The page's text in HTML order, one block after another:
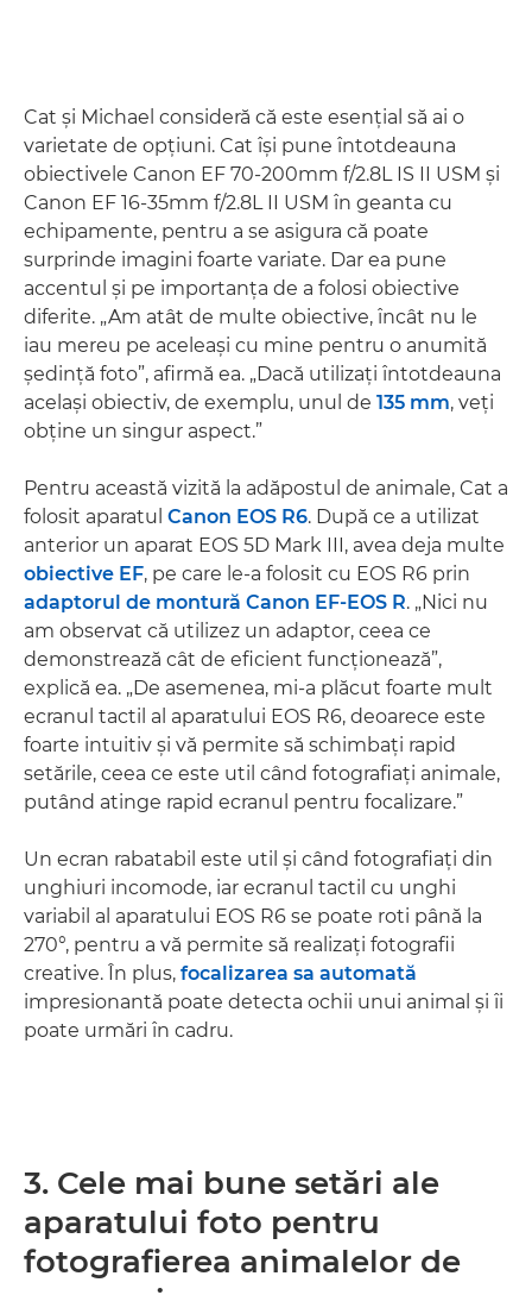
Cat şi Michael consideră că este esenţial să ai o
varietate de opţiuni. Cat îşi pune întotdeauna
obiectivele Canon EF 70-200mm f/2.8L IS II USM şi
Canon EF 16-35mm f/2.8L II USM în geanta cu
echipamente, pentru a se asigura că poate
surprinde imagini foarte variate. Dar ea pune
accentul şi pe importanţa de a folosi obiective
diferite. „Am atât de multe obiective, încât nu le
iau mereu pe aceleaşi cu mine pentru o anumită
şedinţă foto”, afirmă ea. „Dacă utilizaţi întotdeauna
acelaşi obiectiv, de exemplu, unul de 135 mm, veţi
obţine un singur aspect.”
Pentru această vizită la adăpostul de animale, Cat a
folosit aparatul Canon EOS R6. După ce a utilizat
anterior un aparat EOS 5D Mark III, avea deja multe
obiective EF, pe care le-a folosit cu EOS R6 prin
adaptorul de montură Canon EF-EOS R. „Nici nu
am observat că utilizez un adaptor, ceea ce
demonstrează cât de eficient funcţionează”,
explică ea. „De asemenea, mi-a plăcut foarte mult
ecranul tactil al aparatului EOS R6, deoarece este
foarte intuitiv şi vă permite să schimbaţi rapid
setările, ceea ce este util când fotografiaţi animale,
putând atinge rapid ecranul pentru focalizare.”
Un ecran rabatabil este util şi când fotografiaţi din
unghiuri incomode, iar ecranul tactil cu unghi
variabil al aparatului EOS R6 se poate roti până la
270°, pentru a vă permite să realizaţi fotografii
creative. În plus, focalizarea sa automată
impresionantă poate detecta ochii unui animal şi îi
poate urmări în cadru.
3. Cele mai bune setări ale
aparatului foto pentru
fotografierea animalelor de